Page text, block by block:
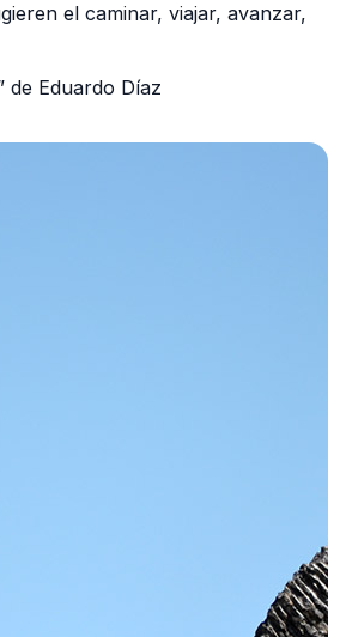
el caminar, viajar, avanzar,
de Eduardo Díaz